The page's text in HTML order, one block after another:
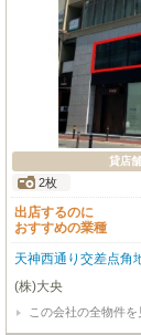
貸店
2枚
出店するのに
おすすめの業種
天神西通り交差点角
(株)大央
この会社の全物件を